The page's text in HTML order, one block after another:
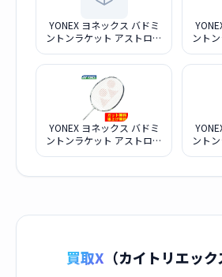
YONEX ヨネックス バドミ
ントンラケット アストロク
チェリーサンバースト
ント
YONEX ヨネックス バドミ
ントンラケット アストロク
ント
買取X （カイトリエッ